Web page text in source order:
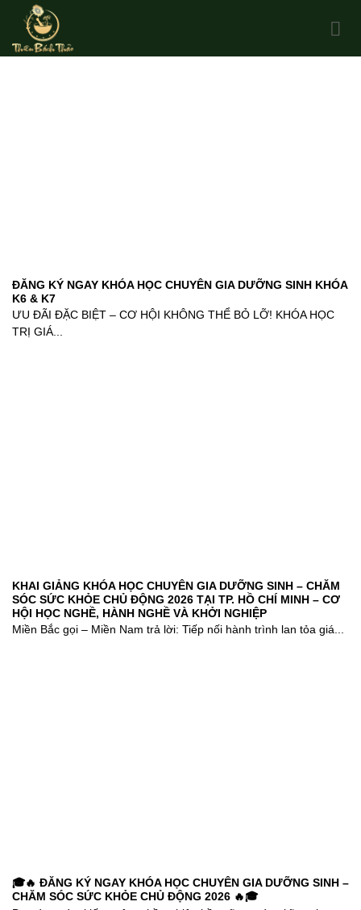
content
ĐĂNG KÝ NGAY KHÓA HỌC CHUYÊN GIA DƯỠNG SINH KHÓA
K6 & K7
ƯU ĐÃI ĐẶC BIỆT – CƠ HỘI KHÔNG THỂ BỎ LỠ! KHÓA HỌC
TRỊ GIÁ...
KHAI GIẢNG KHÓA HỌC CHUYÊN GIA DƯỠNG SINH – CHĂM
SÓC SỨC KHỎE CHỦ ĐỘNG 2026 TẠI TP. HỒ CHÍ MINH – CƠ
HỘI HỌC NGHỀ, HÀNH NGHỀ VÀ KHỞI NGHIỆP
Miền Bắc gọi – Miền Nam trả lời: Tiếp nối hành trình lan tỏa giá...
🎓🔥 ĐĂNG KÝ NGAY KHÓA HỌC CHUYÊN GIA DƯỠNG SINH –
CHĂM SÓC SỨC KHỎE CHỦ ĐỘNG 2026 🔥🎓